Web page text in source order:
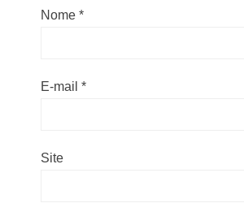
Nome *
E-mail *
Site